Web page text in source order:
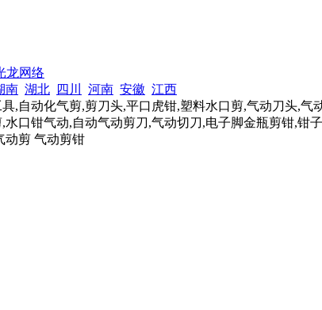
龙网络
南 湖北 四川 河南 安徽 江西
,自动化气剪,剪刀头,平口虎钳,塑料水口剪,气动刀头,
口钳气动,自动气动剪刀,气动切刀,电子脚金瓶剪钳,钳
动剪 气动剪钳